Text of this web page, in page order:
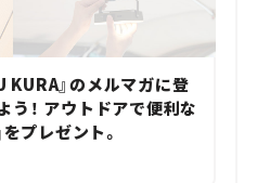
KURA』のメルマガに登
！ アウトドアで便利な
プレゼント。